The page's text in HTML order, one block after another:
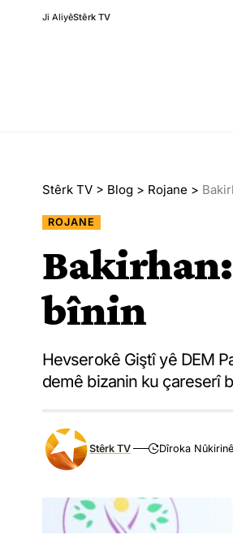
Ji AliyêStêrk TV
Stêrk TV > Blog > Rojane >
ROJANE
bînin
Hevserokê Giştî yê DEM
demê bizanin ku çareserî
Stêrk TV Dîroka